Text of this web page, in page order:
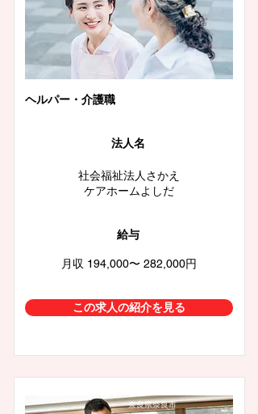
ヘルパー・介護職
法人名
社会福祉法人さかえ
ケアホームよしだ
給与
月収 194,000〜 282,000円
この求人の紹介を見る
奈良県奈良市